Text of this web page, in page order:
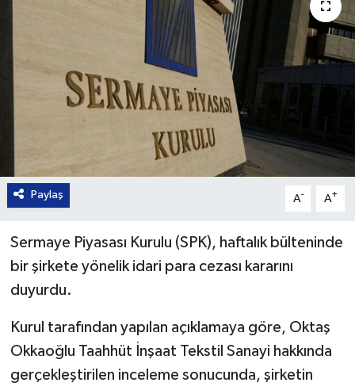
Paylaş A- A+
Sermaye Piyasası Kurulu (SPK), haftalık bülteninde
bir şirkete yönelik idari para cezası kararını
duyurdu.
Kurul tarafından yapılan açıklamaya göre, Oktaş
Okkaoğlu Taahhüt İnşaat Tekstil Sanayi hakkında
gerçekleştirilen inceleme sonucunda, şirketin